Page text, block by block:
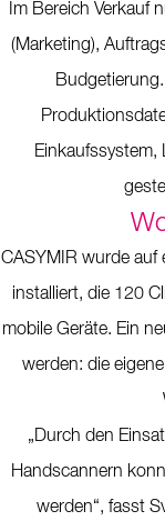
Im Bereich Verkauf
(Marketing),
Einkaufssystem,
CASYMIR wurde auf
installiert, die 120
mobile Geräte. Ein
werden: die
„Durch den
Handscannern
werden“, fasst